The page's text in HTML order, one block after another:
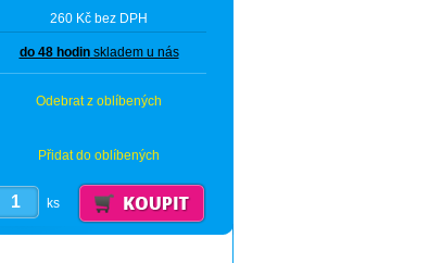
260 Kč bez DPH
do 48 hodinskladem u nás
Odebrat z oblíbených
Přidat do oblíbených
ks